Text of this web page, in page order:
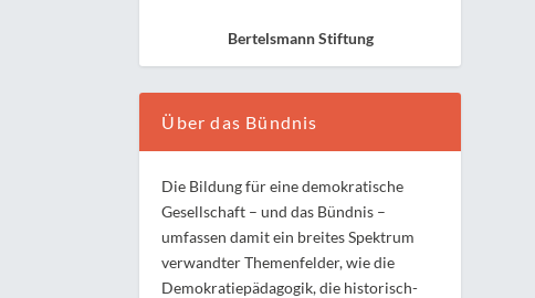
Bertelsmann Stiftung
Über das Bündnis
Die Bildung für eine demokratische
Gesellschaft – und das Bündnis –
umfassen damit ein breites Spektrum
verwandter Themenfelder, wie die
Demokratiepädagogik, die historisch-